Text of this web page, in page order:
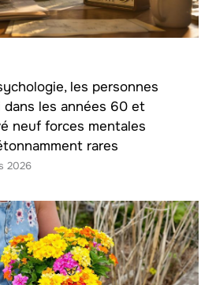
les personnes
dans les années 60 et
neuf forces mentales
rares
2026